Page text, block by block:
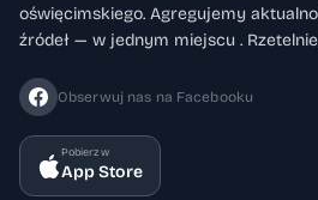
oświęcimskiego. Agregujemy
źródeł — w jednym miejscu .
Obserwuj nas na Facebooku
Pobierz w
App Store